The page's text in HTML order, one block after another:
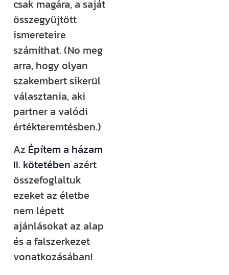
csak magára, a saját
összegyűjtött
ismereteire
számíthat. (No meg
arra, hogy olyan
szakembert sikerül
választania, aki
partner a valódi
értékteremtésben.)
Az Építem a házam
II. kötetében azért
összefoglaltuk
ezeket az életbe
nem lépett
ajánlásokat az alap
és a falszerkezet
vonatkozásában!